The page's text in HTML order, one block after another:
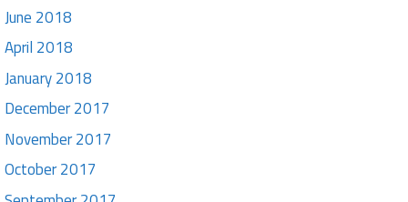
June 2018
April 2018
January 2018
December 2017
November 2017
October 2017